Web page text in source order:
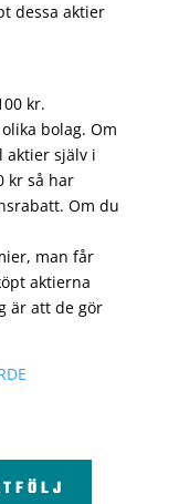
dessa aktier
kr.
bolag. Om
aktier själv i
kr så har
Om du
man får
aktierna
är att de gör